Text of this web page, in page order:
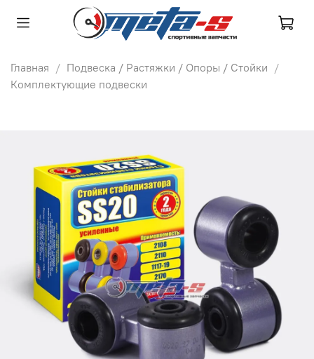
Главная
Подвеска / Растяжки / Опоры / Стойки
Комплектующие подвески